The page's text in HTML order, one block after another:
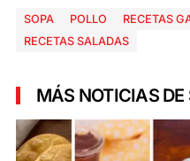
SOPA POLLO
RECETAS
RECETAS SALADAS
MÁS NOTICIAS DE